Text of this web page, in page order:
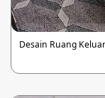
Desain Ruang